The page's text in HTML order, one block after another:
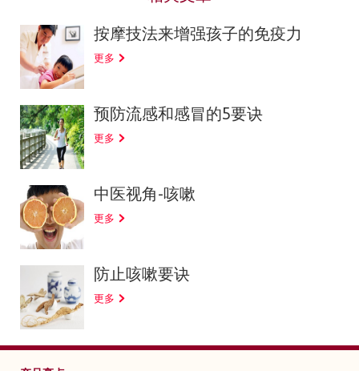
按摩技法来增强孩子的免疫力
更多
预防流感和感冒的5要诀
更多
中医视角-咳嗽
更多
防止咳嗽要诀
更多